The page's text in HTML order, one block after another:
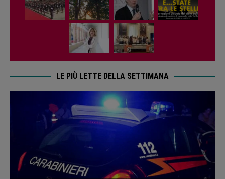
LE PIÙ LETTE DELLA SETTIMANA